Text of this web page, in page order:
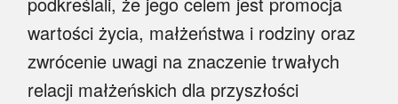
wartości życia, małżeństwa i rodziny oraz
zwrócenie uwagi na znaczenie trwałych
relacji małżeńskich dla przyszłości